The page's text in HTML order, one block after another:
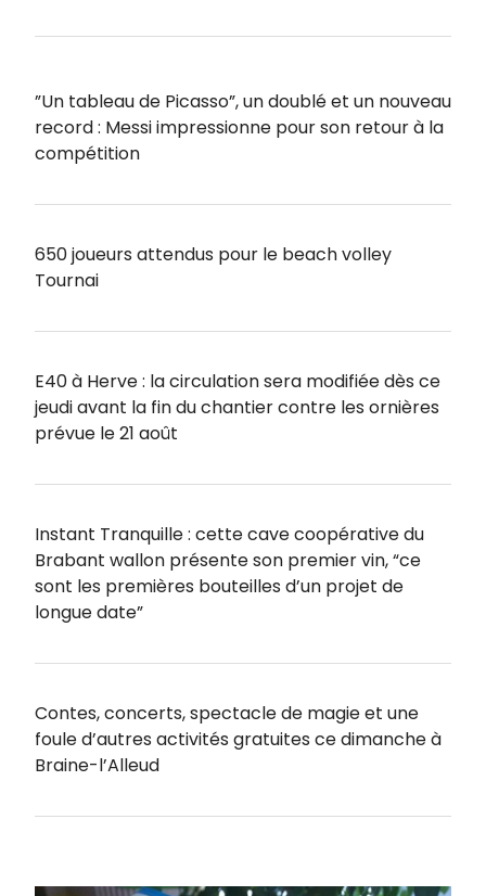
”Un tableau de Picasso”, un doublé et un nouveau
record : Messi impressionne pour son retour à la
compétition
650 joueurs attendus pour le beach volley
Tournai
E40 à Herve : la circulation sera modifiée dès ce
jeudi avant la fin du chantier contre les ornières
prévue le 21 août
Instant Tranquille : cette cave coopérative du
Brabant wallon présente son premier vin, “ce
sont les premières bouteilles d’un projet de
longue date”
Contes, concerts, spectacle de magie et une
foule d’autres activités gratuites ce dimanche à
Braine-l’Alleud